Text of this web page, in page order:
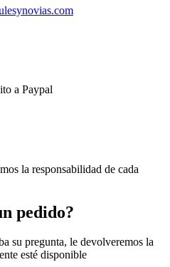
a Paypal
la responsabilidad de cada
pedido?
su pregunta, le devolveremos la
esté disponible